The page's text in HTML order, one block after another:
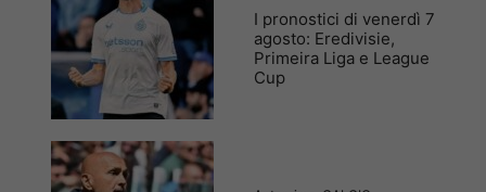
I pronostici di venerdì 7
agosto: Eredivisie,
Primeira Liga e League
Cup